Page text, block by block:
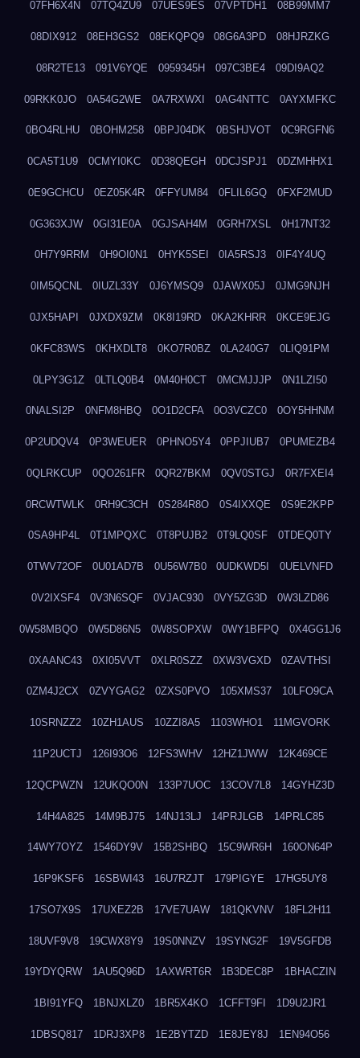
07FH6X4N 07TQ4ZU9 07UES9ES 07VPTDH1 08B99MM7
08DIX912 08EH3GS2 08EKQPQ9 08G6A3PD 08HJRZKG
08R2TE13 091V6YQE 0959345H 097C3BE4 09DI9AQ2
09RKK0JO 0A54G2WE 0A7RXWXI 0AG4NTTC 0AYXMFKC
0BO4RLHU 0BOHM258 0BPJ04DK 0BSHJVOT 0C9RGFN6
0CA5T1U9 0CMYI0KC 0D38QEGH 0DCJSPJ1 0DZMHHX1
0E9GCHCU 0EZ05K4R 0FFYUM84 0FLIL6GQ 0FXF2MUD
0G363XJW 0GI31E0A 0GJSAH4M 0GRH7XSL 0H17NT32
0H7Y9RRM 0H9OI0N1 0HYK5SEI 0IA5RSJ3 0IF4Y4UQ
0IM5QCNL 0IUZL33Y 0J6YMSQ9 0JAWX05J 0JMG9NJH
0JX5HAPI 0JXDX9ZM 0K8I19RD 0KA2KHRR 0KCE9EJG
0KFC83WS 0KHXDLT8 0KO7R0BZ 0LA240G7 0LIQ91PM
0LPY3G1Z 0LTLQ0B4 0M40H0CT 0MCMJJJP 0N1LZI50
0NALSI2P 0NFM8HBQ 0O1D2CFA 0O3VCZC0 0OY5HHNM
0P2UDQV4 0P3WEUER 0PHNO5Y4 0PPJIUB7 0PUMEZB4
0QLRKCUP 0QO261FR 0QR27BKM 0QV0STGJ 0R7FXEI4
0RCWTWLK 0RH9C3CH 0S284R8O 0S4IXXQE 0S9E2KPP
0SA9HP4L 0T1MPQXC 0T8PUJB2 0T9LQ0SF 0TDEQ0TY
0TWV72OF 0U01AD7B 0U56W7B0 0UDKWD5I 0UELVNFD
0V2IXSF4 0V3N6SQF 0VJAC930 0VY5ZG3D 0W3LZD86
0W58MBQO 0W5D86N5 0W8SOPXW 0WY1BFPQ 0X4GG1J6
0XAANC43 0XI05VVT 0XLR0SZZ 0XW3VGXD 0ZAVTHSI
0ZM4J2CX 0ZVYGAG2 0ZXS0PVO 105XMS37 10LFO9CA
10SRNZZ2 10ZH1AUS 10ZZI8A5 1103WHO1 11MGVORK
11P2UCTJ 126I93O6 12FS3WHV 12HZ1JWW 12K469CE
12QCPWZN 12UKQO0N 133P7UOC 13COV7L8 14GYHZ3D
14H4A825 14M9BJ75 14NJ13LJ 14PRJLGB 14PRLC85
14WY7OYZ 1546DY9V 15B2SHBQ 15C9WR6H 160ON64P
16P9KSF6 16SBWI43 16U7RZJT 179PIGYE 17HG5UY8
17SO7X9S 17UXEZ2B 17VE7UAW 181QKVNV 18FL2H11
18UVF9V8 19CWX8Y9 19S0NNZV 19SYNG2F 19V5GFDB
19YDYQRW 1AU5Q96D 1AXWRT6R 1B3DEC8P 1BHACZIN
1BI91YFQ 1BNJXLZ0 1BR5X4KO 1CFFT9FI 1D9U2JR1
1DBSQ817 1DRJ3XP8 1E2BYTZD 1E8JEY8J 1EN94O56